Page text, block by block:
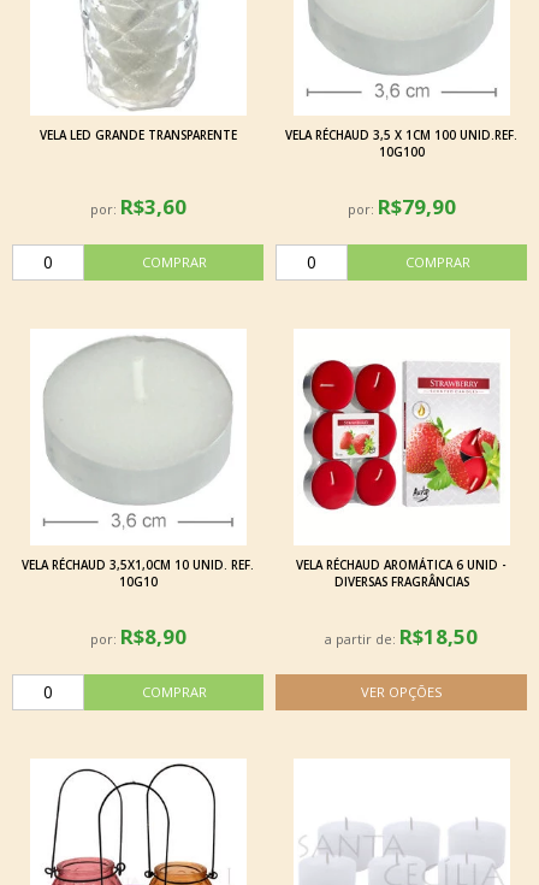
VELA LED GRANDE TRANSPARENTE
por: R$3,60
VELA RÉCHAUD 3,5 X 1CM 100 UNID.REF.
10G100
por: R$79,90
VELA RÉCHAUD 3,5X1,0CM 10 UNID. REF.
10G10
por: R$8,90
VELA RÉCHAUD AROMÁTICA 6 UNID -
DIVERSAS FRAGRÂNCIAS
a partir de: R$18,50